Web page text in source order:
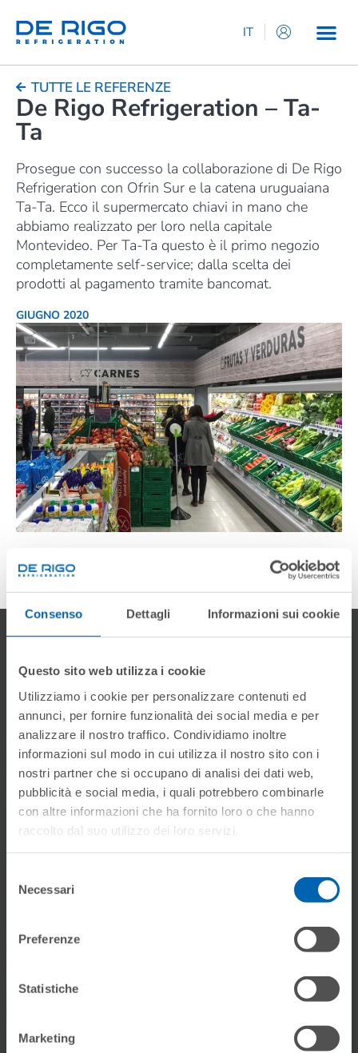
Consenso Dettagli Informazioni sui cookie
Questo sito web utilizza i cookie
Utilizziamo i cookie per personalizzare contenuti ed
annunci, per fornire funzionalità dei social media e per
analizzare il nostro traffico. Condividiamo inoltre
informazioni sul modo in cui utilizza il nostro sito con i
nostri partner che si occupano di analisi dei dati web,
pubblicità e social media, i quali potrebbero combinarle
con altre informazioni che ha fornito loro o che hanno
raccolto dal suo utilizzo dei loro servizi.
delNecessari
Preferenze
Statistiche
Marketing
IT
EN
DE
TUTTE LE REFERENZE
De Rigo Refrigeration – Ta-
Ta
Prosegue con successo la collaborazione di De Rigo
Refrigeration con Ofrin Sur e la catena uruguaiana
Ta-Ta. Ecco il supermercato chiavi in mano che
abbiamo realizzato per loro nella capitale
Montevideo. Per Ta-Ta questo è il primo negozio
completamente self-service; dalla scelta dei
prodotti al pagamento tramite bancomat.
GIUGNO 2020
Gallery